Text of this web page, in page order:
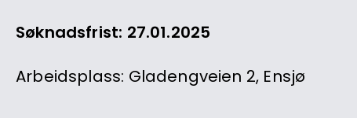
Søknadsfrist: 27.01.2025
Arbeidsplass: Gladengveien 2, Ensjø